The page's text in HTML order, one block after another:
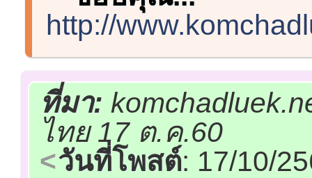
http://
ที่มา:
ไทย 17 ต.ค.60
วันที่โพสต์: 17/10/